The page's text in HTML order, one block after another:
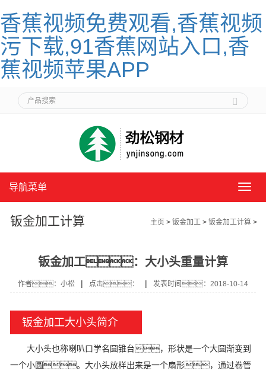
香蕉视频免费观看,香蕉视频
污下载,91香蕉网站入口,香
蕉视频苹果APP
导
单
导航菜单
钣金加工计算 主页 > 钣金加工 > 钣金加工计算 >
钣金加工：大小头重量计算
作者：小松 | 点击： | 发表时间：2018-10-14
钣金加工大小头简介
大小头也称喇叭口学名圆锥台，形状是一个大圆渐变到
一个小圆。大小头放样出来是一个扇形，通过卷管